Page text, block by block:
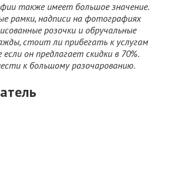
также имеет большое значение.
рамки, надписи на фотографиях
розочки и обручальные
стоит ли прибегать к услугам
он предлагает скидки в 70%.
к большому разочарованию.